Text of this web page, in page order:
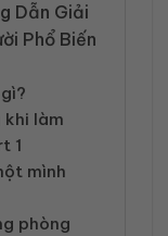
Dẫn Giải
Phổ Biến
làm
1
mình
phòng